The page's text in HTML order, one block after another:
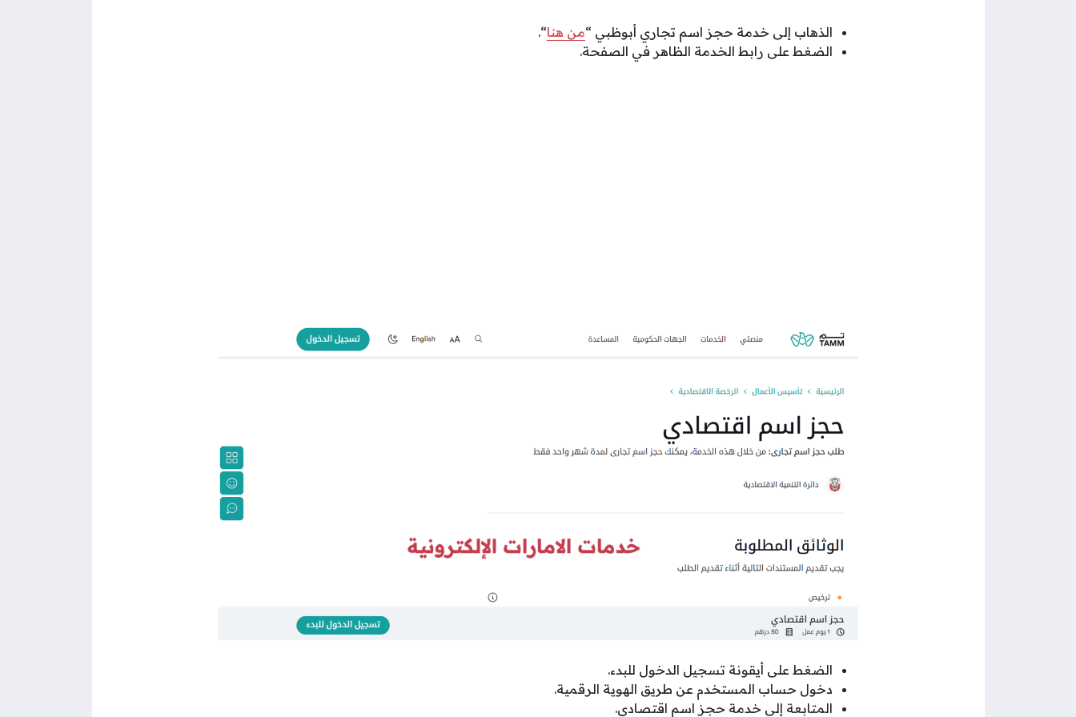
الذهاب إلى خدمة حجز اسم تجاري أبوظبي “من هنا“.
الضغط على رابط الخدمة الظاهر في الصفحة.
الضغط على أيقونة تسجيل الدخول للبدء.
دخول حساب المستخدم عن طريق الهوية الرقمية.
المتابعة إلى خدمة حجز اسم اقتصادي.